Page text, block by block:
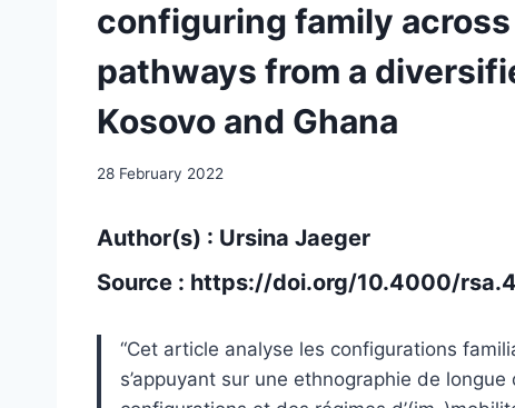
configuring family
pathways from a
Kosovo and Ghana
28 February 2022
Author(s) : Ursina Jaeger
Source : https://doi.org/10.4000/
“Cet article analyse les configurations
s’appuyant sur une ethnographie de